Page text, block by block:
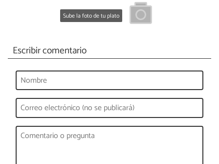
Sube la foto de tu plato
Escribir comentario